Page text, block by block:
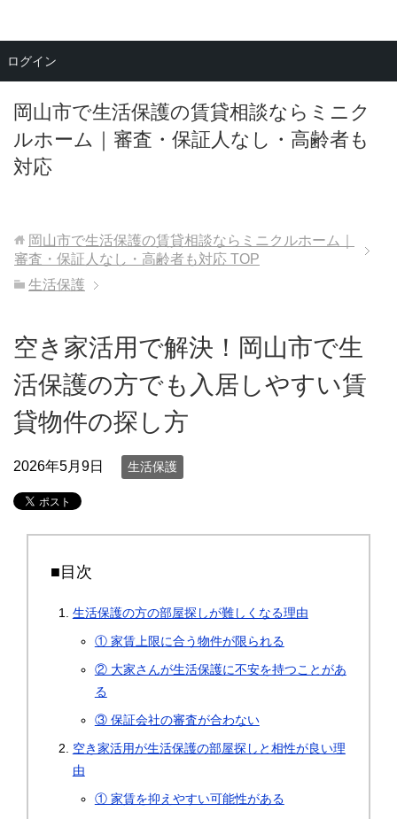
岡山市で生活保護の賃貸相談ならミニク
ルホーム｜審査・保証人なし・高齢者も
対応
メニュー
岡山市で生活保護の賃貸相談ならミニクルホーム｜
審査・保証人なし・高齢者も対応 TOP
生活保護
空き家活用で解決！岡山市で生
活保護の方でも入居しやすい賃
貸物件の探し方
2026年5月9日 生活保護
■目次
生活保護の方の部屋探しが難しくなる理由
① 家賃上限に合う物件が限られる
② 大家さんが生活保護に不安を持つことがあ
る
③ 保証会社の審査が合わない
空き家活用が生活保護の部屋探しと相性が良い理
由
① 家賃を抑えやすい可能性がある
ログイン